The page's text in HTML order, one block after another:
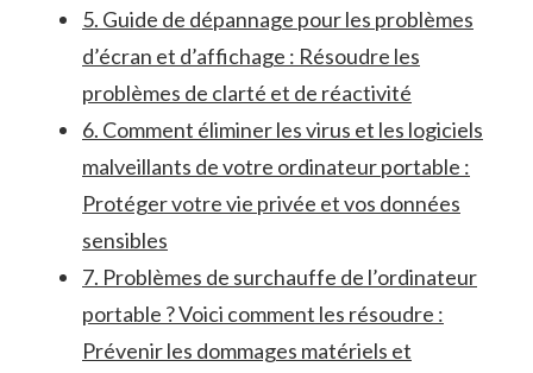
5. Guide de dépannage pour ‌les problèmes
d’écran et d’affichage⁤ : Résoudre les
problèmes de‌ clarté et de ‍réactivité
6. Comment éliminer les virus et les⁤ logiciels
malveillants de votre ⁢ordinateur portable :
Protéger votre vie privée et vos données
sensibles
7. Problèmes de surchauffe de l’ordinateur
portable‌ ? Voici comment les résoudre :
Prévenir les ​dommages matériels et